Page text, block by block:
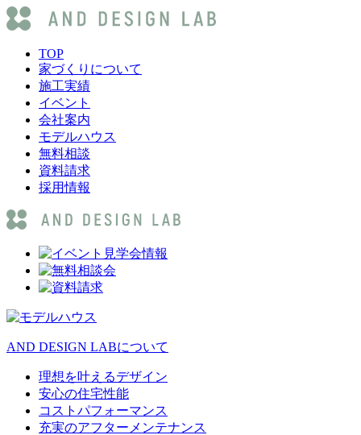
TOP
家づくりについて
施工実績
イベント
会社案内
モデルハウス
無料相談
資料請求
採用情報
AND DESIGN LABについて
理想を叶えるデザイン
安心の住宅性能
コストパフォーマンス
充実のアフターメンテナンス